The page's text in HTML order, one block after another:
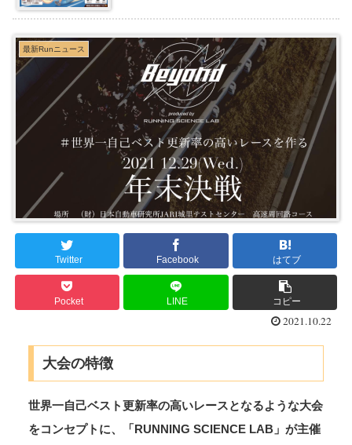
最新Runニュース
Twitter Facebook はてブ
Pocket LINE コピー
2021.10.22
大会の特徴
世界一自己ベスト更新率の高いレースとなるような大会
をコンセプトに、「RUNNING SCIENCE LAB」が主催